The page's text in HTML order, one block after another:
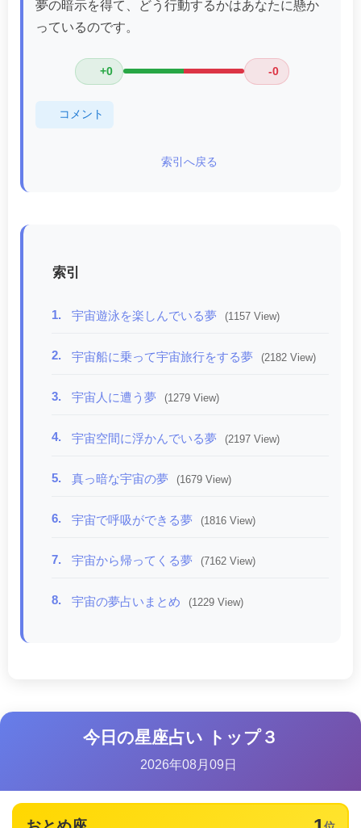
夢の暗示を得て、どう行動するかはあなたに懸か
っているのです。
+0 -0
コメント
索引へ戻る
索引
1. 宇宙遊泳を楽しんでいる夢 (1157 View)
2. 宇宙船に乗って宇宙旅行をする夢 (2182 View)
3. 宇宙人に遭う夢 (1279 View)
4. 宇宙空間に浮かんでいる夢 (2197 View)
5. 真っ暗な宇宙の夢 (1679 View)
6. 宇宙で呼吸ができる夢 (1816 View)
7. 宇宙から帰ってくる夢 (7162 View)
8. 宇宙の夢占いまとめ (1229 View)
今日の星座占い トップ３
2026年08月09日